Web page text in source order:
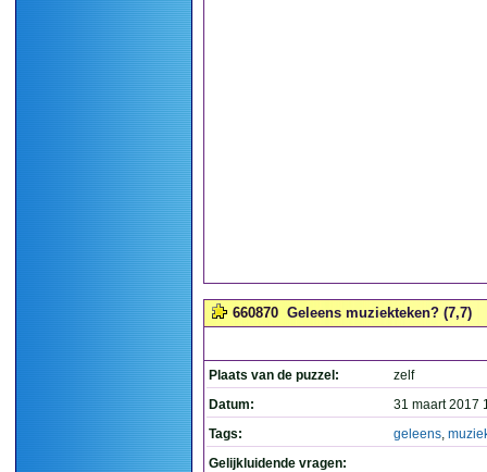
660870 Geleens muziekteken? (7,7)
Plaats van de puzzel:
zelf
Datum:
31 maart 2017
Tags:
geleens,
Gelijkluidende vragen: